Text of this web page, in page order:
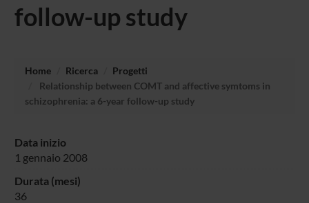
follow-up study
Home Ricerca
Progetti
Relationship between COMT and affective symtoms in
schizophrenia: a 6-year follow-up study
Data inizio
1 gennaio 2008
Durata (mesi)
36